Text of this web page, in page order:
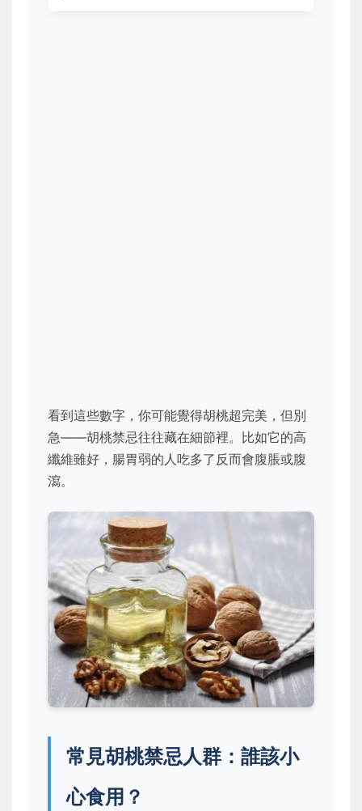
看到這些數字，你可能覺得胡桃超完美，但別
急——胡桃禁忌往往藏在細節裡。比如它的高
纖維雖好，腸胃弱的人吃多了反而會腹脹或腹
瀉。
常見胡桃禁忌人群：誰該小
心食用？